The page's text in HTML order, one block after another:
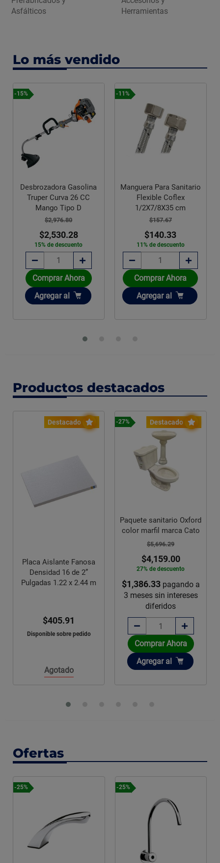
Asfálticos
Herramientas
Lo más vendido
-15%
Desbrozadora Gasolina
Truper Curva 26 CC
Mango Tipo D
$2,976.80
$2,530.28
15% de descuento
Comprar Ahora
Añadir
Agregar al
-11%
Manguera Para Sanitario
Flexible Coflex
1/2X7/8X35 cm
$157.67
$140.33
11% de descuento
Comprar Ahora
Añadir
Agregar al
Productos destacados
Destacado
Placa Aislante Fanosa
Densidad 16 de 2”
Pulgadas 1.22 x 2.44 m
$405.91
Disponible sobre pedido
Agotado
Destacado
-27%
Paquete sanitario Oxford
color marfil marca Cato
$5,696.29
$4,159.00
27% de descuento
$1,386.33pagando a
3 meses sin intereses
diferidos
Comprar Ahora
Añadir
Agregar al
Ofertas
-25% -25%